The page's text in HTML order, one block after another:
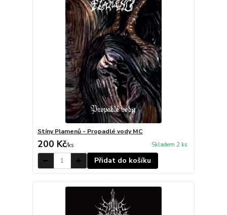
Stíny Plamenů - Propadlé vody MC
200 Kč/ks Skladem 2 ks
Přidat do košíku